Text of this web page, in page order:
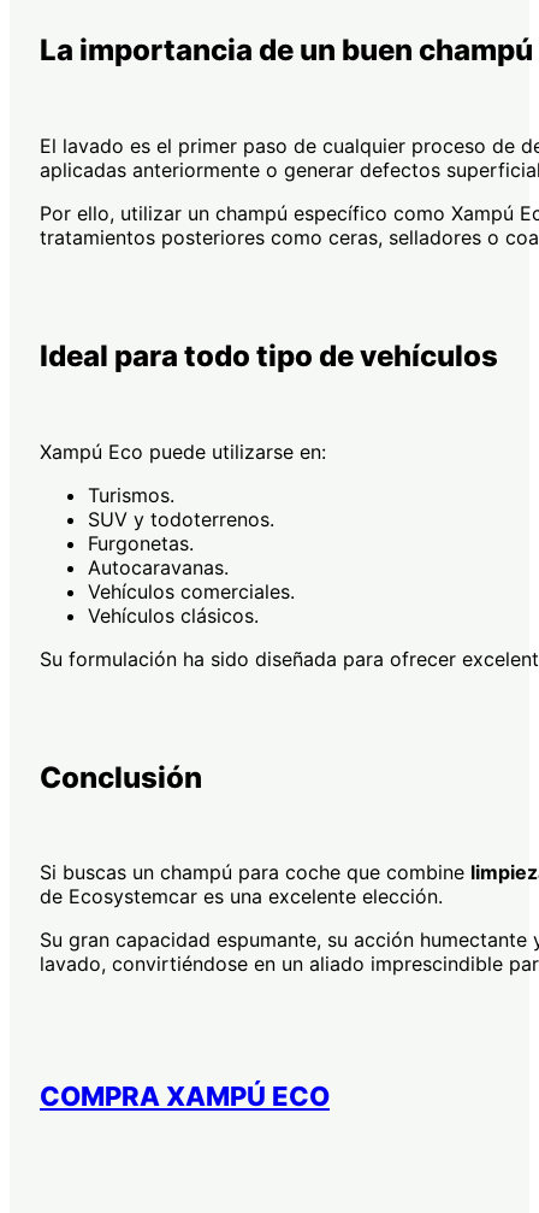
La importancia de un buen
El lavado es el primer paso de cualquier proceso de
aplicadas anteriormente o generar defectos
Por ello, utilizar un champú específico como Xampú
tratamientos posteriores como ceras, selladores o
Ideal para todo tipo de vehículos
Xampú Eco puede utilizarse en:
Turismos.
SUV y todoterrenos.
Furgonetas.
Autocaravanas.
Vehículos comerciales.
Vehículos clásicos.
Su formulación ha sido diseñada para ofrecer
Conclusión
Si buscas un champú para coche que combine
de Ecosystemcar es una excelente elección.
Su gran capacidad espumante, su acción
lavado, convirtiéndose en un aliado imprescindible
COMPRA XAMPÚ ECO